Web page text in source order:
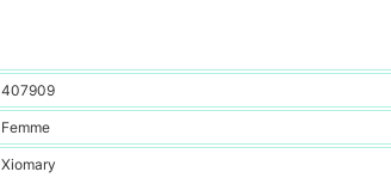
407909
Femme
Xiomary